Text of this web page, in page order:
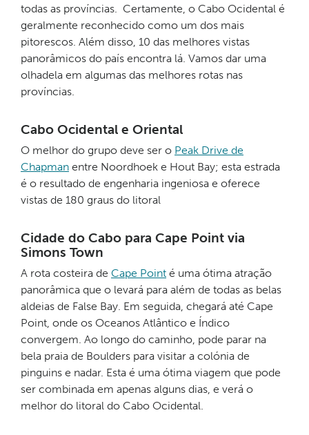
todas as províncias. Certamente, o Cabo Ocidental é
geralmente reconhecido como um dos mais
pitorescos. Além disso, 10 das melhores vistas
panorâmicos do país encontra lá. Vamos dar uma
olhadela em algumas das melhores rotas nas
províncias.
Cabo Ocidental e Oriental
O melhor do grupo deve ser o Peak Drive de
Chapman entre Noordhoek e Hout Bay; esta estrada
é o resultado de engenharia ingeniosa e oferece
vistas de 180 graus do litoral
Cidade do Cabo para Cape Point via
Simons Town
A rota costeira de Cape Point é uma ótima atração
panorâmica que o levará para além de todas as belas
aldeias de False Bay. Em seguida, chegará até Cape
Point, onde os Oceanos Atlântico e Índico
convergem. Ao longo do caminho, pode parar na
bela praia de Boulders para visitar a colónia de
pinguins e nadar. Esta é uma ótima viagem que pode
ser combinada em apenas alguns dias, e verá o
melhor do litoral do Cabo Ocidental.